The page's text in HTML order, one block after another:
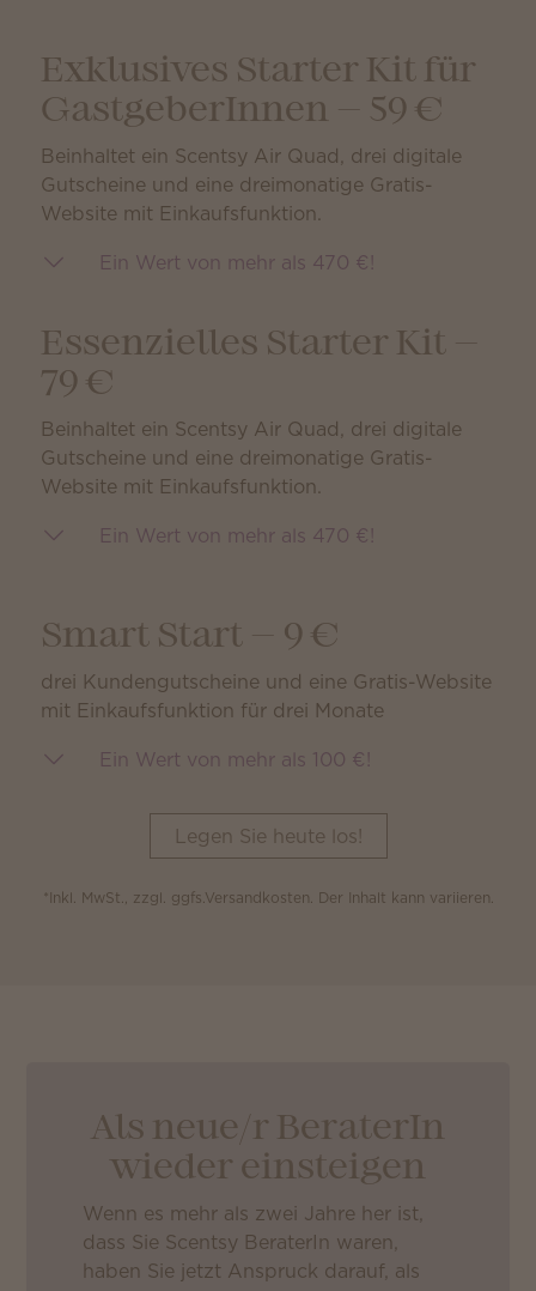
Exklusives Starter Kit für
GastgeberInnen — 59 €
Beinhaltet ein Scentsy Air Quad, drei digitale
Gutscheine und eine dreimonatige Gratis-
Website mit Einkaufsfunktion.
Ein Wert von mehr als 470 €!
Essenzielles Starter Kit —
79 €
Beinhaltet ein Scentsy Air Quad, drei digitale
Gutscheine und eine dreimonatige Gratis-
Website mit Einkaufsfunktion.
Ein Wert von mehr als 470 €!
Smart Start — 9 €
drei Kundengutscheine und eine Gratis-Website
mit Einkaufsfunktion für drei Monate
Ein Wert von mehr als 100 €!
Legen Sie heute los!
*Inkl. MwSt., zzgl. ggfs.Versandkosten. Der Inhalt kann variieren.
Als neue/r BeraterIn
wieder einsteigen
Wenn es mehr als zwei Jahre her ist,
dass Sie Scentsy BeraterIn waren,
haben Sie jetzt Anspruck darauf, als